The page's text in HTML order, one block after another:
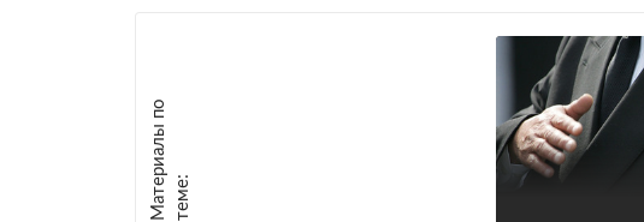
М
а
т е
р
и
а
л
ы
п
о
т
е
м
е :